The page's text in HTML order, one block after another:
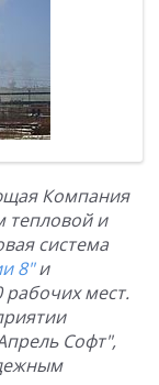
Компания
тепловой и
система
8"и
рабочих мест.
Софт",